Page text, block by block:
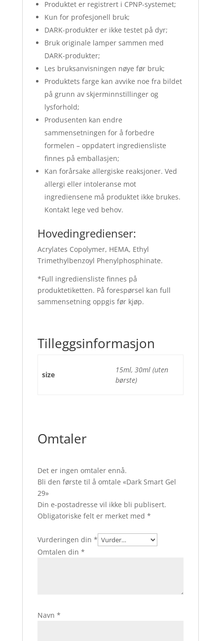
Produktet er registrert i CPNP-systemet;
Kun for profesjonell bruk;
DARK-produkter er ikke testet på dyr;
Bruk originale lamper sammen med
DARK-produkter;
Les bruksanvisningen nøye før bruk;
Produktets farge kan avvike noe fra bildet
på grunn av skjerminnstillinger og
lysforhold;
Produsenten kan endre
sammensetningen for å forbedre
formelen – oppdatert ingrediensliste
finnes på emballasjen;
Kan forårsake allergiske reaksjoner. Ved
allergi eller intoleranse mot
ingrediensene må produktet ikke brukes.
Kontakt lege ved behov.
Hovedingredienser:
Acrylates Copolymer, HEMA, Ethyl
Trimethylbenzoyl Phenylphosphinate.
*Full ingrediensliste finnes på
produktetiketten. På forespørsel kan full
sammensetning oppgis før kjøp.
Tilleggsinformasjon
size
15ml, 30ml (uten
børste)
Omtaler
Det er ingen omtaler ennå.
Bli den første til å omtale «Dark Smart Gel
29»
Din e-postadresse vil ikke bli publisert.
Obligatoriske felt er merket med *
Vurderingen din *
Omtalen din *
Navn *